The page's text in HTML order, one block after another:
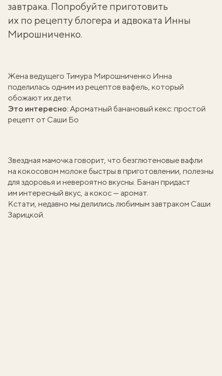
завтрака. Попробуйте приготовить
их по рецепту блогера и адвоката Инны
Мирошниченко.
Жена ведущего Тимура Мирошниченко Инна
поделилась одним из рецептов вафель, который
обожают их дети.
Это интересно:Ароматный банановый кекс: простой
рецепт от Саши Бо
Звездная мамочка говорит, что безглютеновые вафли
на кокосовом молоке быстры в приготовлении, полезны
для здоровья и невероятно вкусны. Банан придаст
им интересный вкус, а кокос — аромат.
Кстати, недавно мы делилисьлюбимым завтраком Саши
Зарицкой.